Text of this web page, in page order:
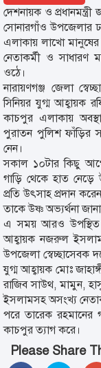
দেশনায়ক ও
সোনারগাঁও উপজেলার
এলাকায় লাখো
নেতাকর্মী ও সাধারণ
ওঠে।
নারায়ণগঞ্জ জেলা
সিনিয়র যুগ্ম আহ্বায়ক
কাচপুর এলাকায়
পুরাতন পুলিশ ফাঁড়ির
নেন।
সকাল ১০টার কিছু
গাড়ি থেকে হাত নেড়ে
প্রতি উৎসাহ প্রদান
তাকে উষ্ণ অভ্যর্থনা
এ সময় আরও উপস্থিত
আহ্বায়ক নজরুল
উপজেলা স্বেচ্ছাসেবক
যুগ্ম আহ্বায়ক মোঃ
রাজিব সাউথ, মামুন,
ইসলামসহ অসংখ্য
পরে তারেক রহমানের
কাচপুর ত্যাগ করে।
Please Share